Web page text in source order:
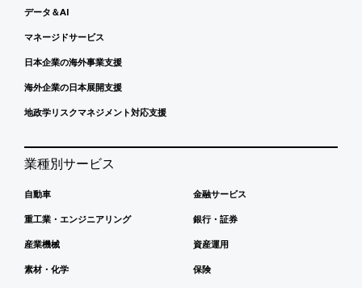
データ＆AI
マネージドサービス
日本企業の海外事業支援
海外企業の日本展開支援
地政学リスクマネジメント対応支援
業種別サービス
自動車
重工業・エンジニアリング
産業機械
素材・化学
金融サービス
銀行・証券
資産運用
保険